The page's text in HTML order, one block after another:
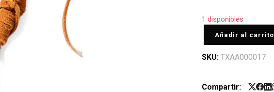
1 disponibles
Añadir al carrito
SKU: TXAA000017
Compartir: